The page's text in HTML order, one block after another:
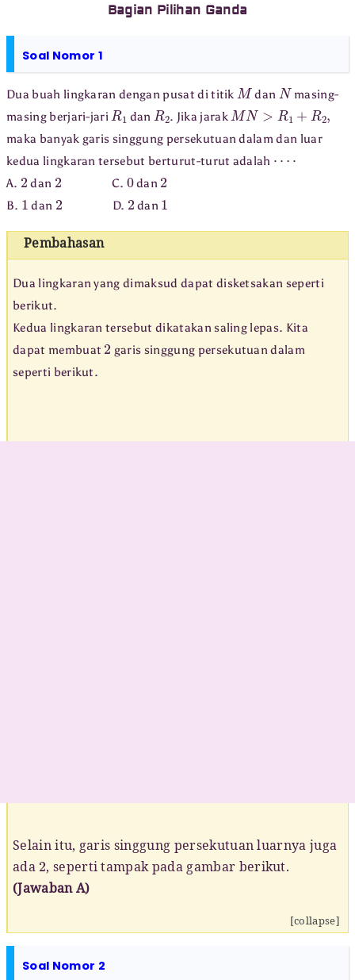
Bagian Pilihan Ganda
Soal Nomor 1
Dua buah lingkaran dengan pusat di titikM dan N masing-
masing berjari-jariR1 danR2 . Jika jarakMN> +R 2
maka banyak garis singgung persekutuan dalam dan luar
kedua lingkaran tersebut berturut-turut adalah
A. 2 dan 2 C. 0dan 2
B. 1 dan 2 D. 2 dan 1
Pembahasan
Dua lingkaran yang dimaksud dapat disketsakan seperti
berikut.
Kedua lingkaran tersebut dikatakan saling lepas. Kita
dapat membuat 2 garis singgung persekutuan dalam
seperti berikut.
Selain itu, garis singgung persekutuan luarnya juga
ada2, seperti tampak pada gambar berikut.
(Jawaban A)
[collapse]
Soal Nomor 2